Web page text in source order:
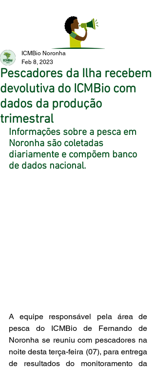
Pescadores da Ilha recebem
devolutiva do ICMBio com
dados da produção
trimestral
ICMBio Noronha
Feb 8, 2023
Informações sobre a pesca em
Noronha são coletadas
diariamente e compõem banco
de dados nacional.
A equipe responsável pela área de
pesca do ICMBio de Fernando de
Noronha se reuniu com pescadores na
noite desta terça-feira (07), para entrega
de resultados do monitoramento da